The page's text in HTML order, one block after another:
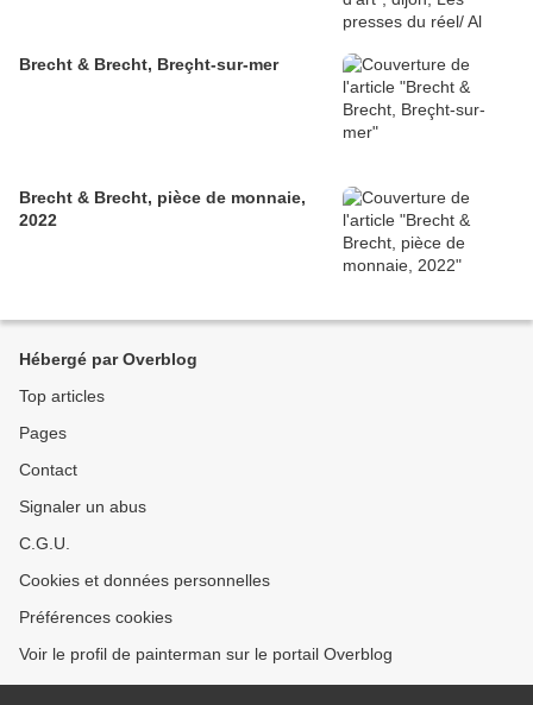
Brecht & Brecht, Breçht-sur-mer
Brecht & Brecht, pièce de monnaie,
2022
Hébergé par Overblog
Top articles
Pages
Contact
Signaler un abus
C.G.U.
Cookies et données personnelles
Préférences cookies
Voir le profil de painterman sur le portail Overblog